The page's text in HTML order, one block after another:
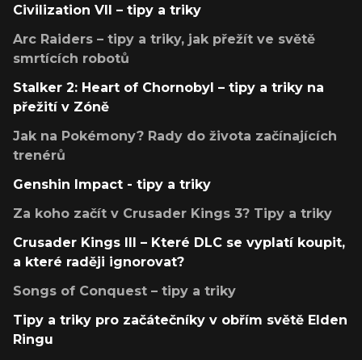
Civilization VII – tipy a triky
Arc Raiders – tipy a triky, jak přežít ve světě
smrtících robotů
Stalker 2: Heart of Chornobyl – tipy a triky na
přežití v Zóně
Jak na Pokémony? Rady do života začínajících
trenérů
Genshin Impact - tipy a triky
Za koho začít v Crusader Kings 3? Tipy a triky
Crusader Kings III – Které DLC se vyplatí koupit,
a které raději ignorovat?
Songs of Conquest – tipy a triky
Tipy a triky pro začátečníky v obřím světě Elden
Ringu